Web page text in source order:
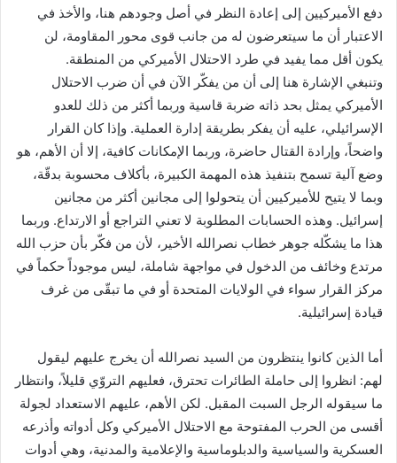
دفع الأميركيين إلى إعادة النظر في أصل وجودهم هنا، والأخذ في
الاعتبار أن ما سيتعرضون له من جانب قوى محور المقاومة، لن
يكون أقل مما يفيد في طرد الاحتلال الأميركي من المنطقة.
وتنبغي الإشارة هنا إلى أن من يفكّر الآن في أن ضرب الاحتلال
الأميركي يمثل بحد ذاته ضربة قاسية وربما أكثر من ذلك للعدو
الإسرائيلي، عليه أن يفكر بطريقة إدارة العملية. وإذا كان القرار
واضحاً، وإرادة القتال حاضرة، وربما الإمكانات كافية، إلا أن الأهم، هو
وضع آلية تسمح بتنفيذ هذه المهمة الكبيرة، بأكلاف محسوبة بدقّة،
وبما لا يتيح للأميركيين أن يتحولوا إلى مجانين أكثر من مجانين
إسرائيل. وهذه الحسابات المطلوبة لا تعني التراجع أو الارتداع. وربما
هذا ما يشكّله جوهر خطاب نصرالله الأخير، لأن من فكّر بأن حزب الله
مرتدع وخائف من الدخول في مواجهة شاملة، ليس موجوداً حكماً في
مركز القرار سواء في الولايات المتحدة أو في ما تبقّى من غرف
قيادة إسرائيلية.
أما الذين كانوا ينتظرون من السيد نصرالله أن يخرج عليهم ليقول
لهم: انظروا إلى حاملة الطائرات تحترق، فعليهم التروّي قليلاً، وانتظار
ما سيقوله الرجل السبت المقبل. لكن الأهم، عليهم الاستعداد لجولة
أقسى من الحرب المفتوحة مع الاحتلال الأميركي وكل أدواته وأذرعه
العسكرية والسياسية والدبلوماسية والإعلامية والمدنية، وهي أدوات